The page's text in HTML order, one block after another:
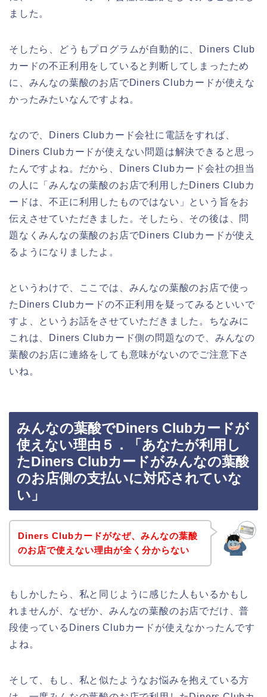
ました。
そしたら、どうもプログラムが自動的に、Diners Club
カードの不正利用をしていると判断してしまったため
に、みんなの葉酸のお店でDiners Clubカードが使えな
かったみたいなんですよね。
なので、Diners Clubカード会社に電話をすれば、
Diners Clubカードが使えない問題は解決できると思っ
たんですよね。だから、Diners Clubカード会社の担当
の人に「みんなの葉酸のお店で利用したDiners Clubカ
ードは、不正に利用したものではない」という旨をお
伝えさせていただきました。そしたら、その後は、問
題なくみんなの葉酸のお店でDiners Clubカードが使え
るようになりましたよ。
というわけで、ここでは、みんなの葉酸のお店で使っ
たDiners Clubカードの不正利用を疑ってみるといいで
すよ、というお話をさせていただきました。ちなみに
これは、Diners Clubカード側の問題なので、みんなの
葉酸のお店に連絡をしても意味がないのでご注意下さ
いね。
みんなの葉酸でDiners Clubカードが
使えない理由５．「あなたが利用し
たDiners Clubカードがみんなの葉酸
のお店側の支払いに対応されていな
い」
Diners Clubカードがなぜ、みんなの葉酸
のお店で使えない理由が全く分からない
もしかしたら、私と同じように感じた人もいるかもし
れませんが、なぜか、みんなの葉酸のお店でだけ、普
段使っているDiners Clubカードが使えなかったんです
よね。
そして、もし、私と似たようなお悩みを抱えている方